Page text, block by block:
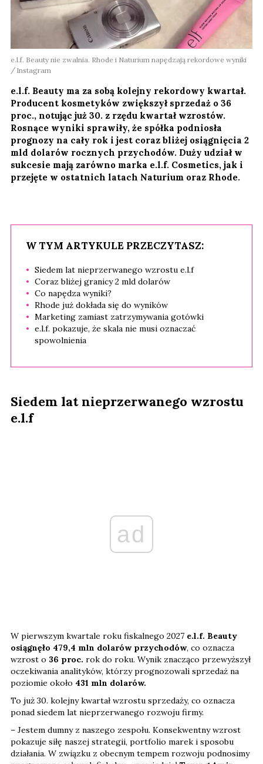
e.l.f. Beauty nie zwalnia. Rhode i Naturium napędzają rekordowe wyniki
Instagram
e.l.f. Beauty ma za sobą kolejny rekordowy kwartał.
Producent kosmetyków zwiększył sprzedaż o 36
proc., notując już 30. z rzędu kwartał wzrostów.
Rosnące wyniki sprawiły, że spółka podniosła
prognozy na cały rok i jest coraz bliżej osiągnięcia 2
mld dolarów rocznych przychodów. Duży udział w
sukcesie mają zarówno marka e.l.f. Cosmetics, jak i
przejęte w ostatnich latach Naturium oraz Rhode.
W TYM ARTYKULE PRZECZYTASZ:
Siedem lat nieprzerwanego wzrostu e.l.f
Coraz bliżej granicy 2 mld dolarów
Co napędza wyniki?
Rhode już dokłada się do wyników
Marketing zamiast zatrzymywania gotówki
e.l.f. pokazuje, że skala nie musi oznaczać
spowolnienia
Siedem lat nieprzerwanego wzrostu
e.l.f
ad
W pierwszym kwartale roku fiskalnego 2027 e.l.f. Beauty
osiągnęło 479,4 mln dolarów przychodów, co oznacza
wzrost o 36 proc. rok do roku. Wynik znacząco przewyższył
oczekiwania analityków, którzy prognozowali sprzedaż na
poziomie około 431 mln dolarów.
To już 30. kolejny kwartał wzrostu sprzedaży, co oznacza
ponad siedem lat nieprzerwanego rozwoju firmy.
– Jestem dumny z naszego zespołu. Konsekwentny wzrost
pokazuje siłę naszej strategii, portfolio marek i sposobu
działania. W związku z obecnym tempem rozwoju podnosimy